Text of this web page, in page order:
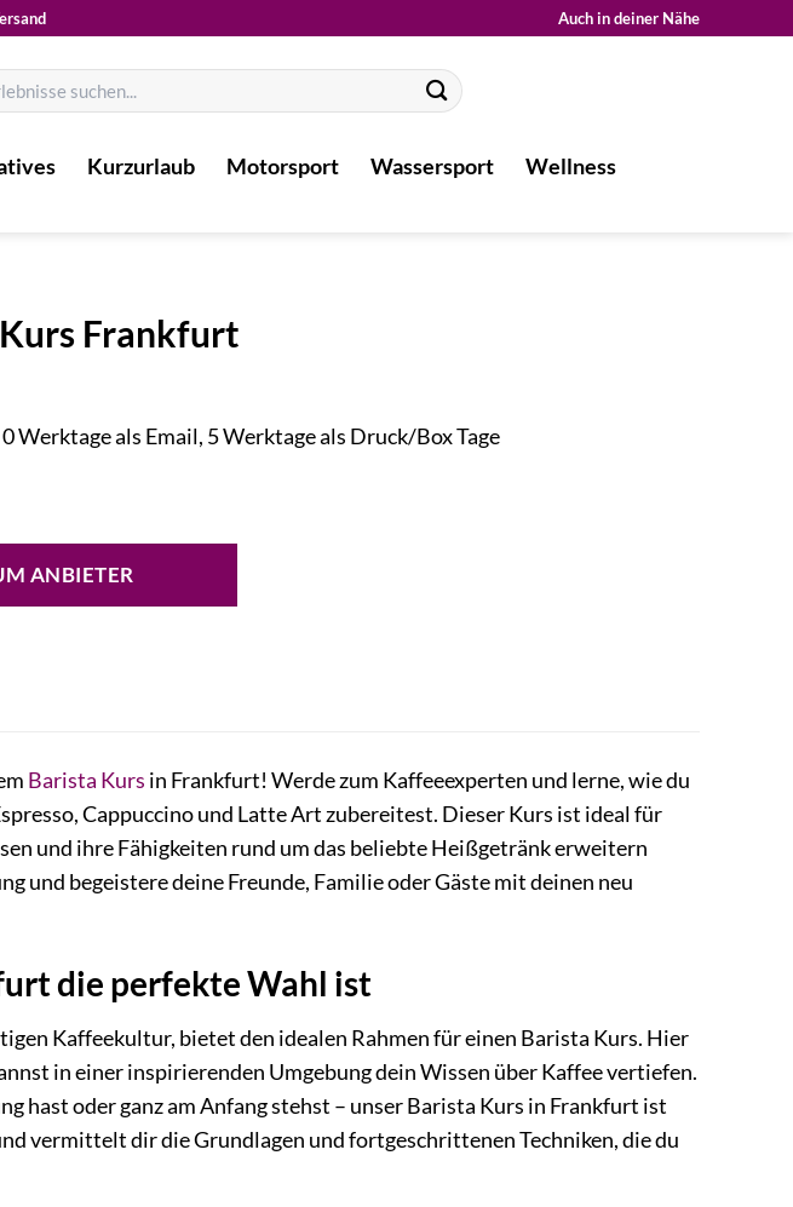
Auch in deiner Nähe
Kurzurlaub Motorsport Wassersport
Wellness
Frankfurt
Werktage als Email, 5 Werktage als Druck/Box Tage
ANBIETER
Barista Kurs in Frankfurt! Werde zum Kaffeeexperten und lerne, wie du
Cappuccino und Latte Art zubereitest. Dieser Kurs ist ideal für
und ihre Fähigkeiten rund um das beliebte Heißgetränk erweitern
und begeistere deine Freunde, Familie oder Gäste mit deinen neu
die perfekte Wahl ist
Kaffeekultur, bietet den idealen Rahmen für einen Barista Kurs. Hier
in einer inspirierenden Umgebung dein Wissen über Kaffee vertiefen.
hast oder ganz am Anfang stehst – unser Barista Kurs in Frankfurt ist
vermittelt dir die Grundlagen und fortgeschrittenen Techniken, die du